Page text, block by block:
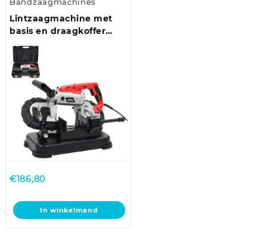
Lintzaagmachine met
basis en draagkoffer
€186,80
In winkelmand